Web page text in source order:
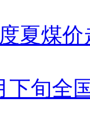
夏煤价
下旬全